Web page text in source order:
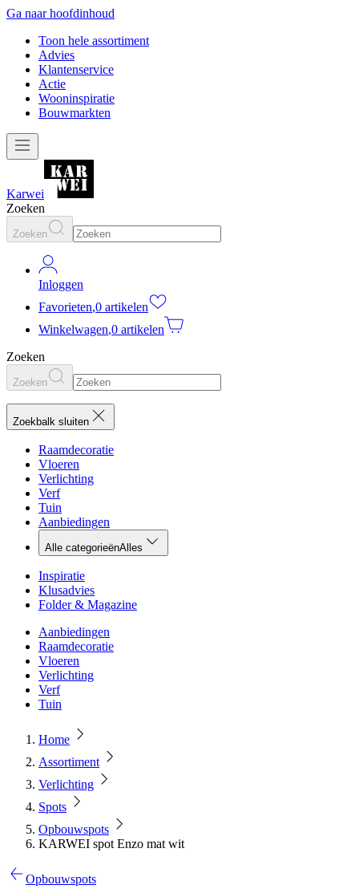
Ga naar hoofdinhoud
Toon hele assortiment
Advies
Klantenservice
Actie
Wooninspiratie
Bouwmarkten
Karwei
Zoeken
Zoeken
Inloggen
Favorieten,0 artikelen
Winkelwagen,0 artikelen
Zoeken
Zoeken
Zoekbalk sluiten
Raamdecoratie
Vloeren
Verlichting
Verf
Tuin
Aanbiedingen
Alle categorieënAlles
Inspiratie
Klusadvies
Folder & Magazine
Aanbiedingen
Raamdecoratie
Vloeren
Verlichting
Verf
Tuin
Home
Assortiment
Verlichting
Spots
Opbouwspots
KARWEI spot Enzo mat wit
Opbouwspots